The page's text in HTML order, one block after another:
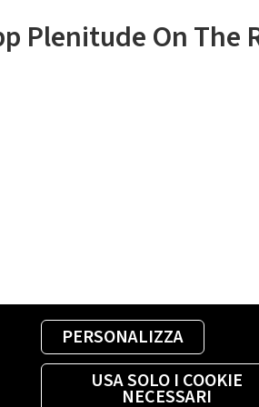
PERSONALIZZA
USA SOLO I COOKIE
NECESSARI
Plenitude On The